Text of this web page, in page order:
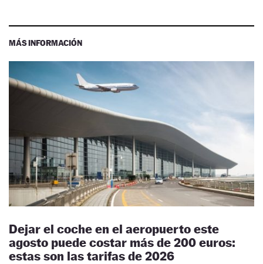
MÁS INFORMACIÓN
Dejar el coche en el aeropuerto este
agosto puede costar más de 200 euros:
estas son las tarifas de 2026